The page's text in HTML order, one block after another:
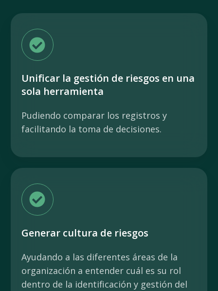
Unificar la gestión de riesgos en una
sola herramienta
Pudiendo comparar los registros y
facilitando la toma de decisiones.
Generar cultura de riesgos
Ayudando a las diferentes áreas de la
organización a entender cuál es su rol
dentro de la identificación y gestión del